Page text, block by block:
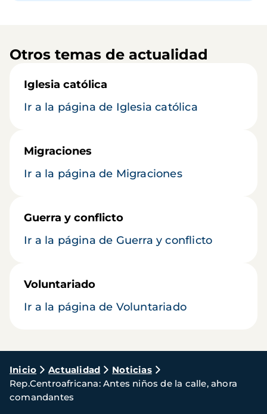
Otros temas de actualidad
Iglesia católica
Ir a la página de Iglesia católica
Migraciones
Ir a la página de Migraciones
Guerra y conflicto
Ir a la página de Guerra y conflicto
Voluntariado
Ir a la página de Voluntariado
Ruta
de
navegación
Inicio Actualidad
Noticias
Rep.Centroafricana: Antes niños de la calle, ahora
comandantes